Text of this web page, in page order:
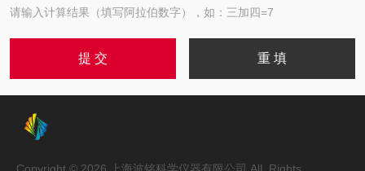
请输入计算结果（填写阿拉伯数字），如：三加四=7